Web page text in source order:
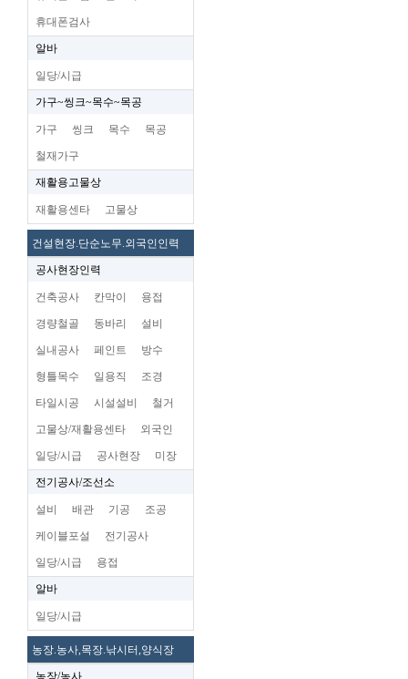
휴대폰검사
알바
일당/시급
가구~씽크~목수~목공
가구 씽크 목수 목공
철재가구
재활용고물상
재활용센타 고물상
건설현장.단순노무.외국인인력
공사현장인력
건축공사 칸막이 용접
경량철골 동바리 설비
실내공사 페인트 방수
형틀목수 일용직 조경
타일시공 시설설비 철거
고물상/재활용센타 외국인
일당/시급 공사현장 미장
전기공사/조선소
설비 배관 기공 조공
케이블포설 전기공사
일당/시급 용접
알바
일당/시급
농장.농사,목장.낚시터,양식장
농장/농사